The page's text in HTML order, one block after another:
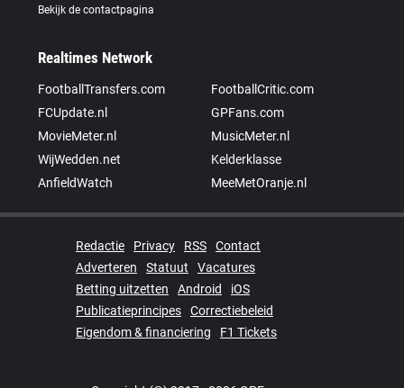
Bekijk de contactpagina
Realtimes Network
FootballTransfers.com
FootballCritic.com
FCUpdate.nl
GPFans.com
MovieMeter.nl
MusicMeter.nl
WijWedden.net
Kelderklasse
AnfieldWatch
MeeMetOranje.nl
Redactie Privacy RSS
Contact
Adverteren
Statuut
Vacatures
Betting uitzetten
Android
iOS
Publicatieprincipes
Correctiebeleid
Eigendom & financiering
F1 Tickets